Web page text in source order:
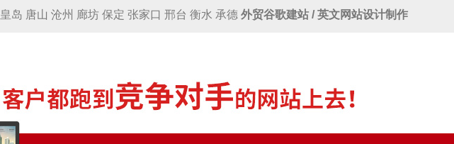
岛 唐山 沧州 廊坊 保定 张家口 邢台 衡水 承德 外贸谷歌建站 / 英文网站设计制作
新 辽阳 丹东 营口 抚顺 本溪 盘锦 鞍山 葫芦岛 铁岭 朝阳 外贸谷歌建站 / 英文网站设计制作